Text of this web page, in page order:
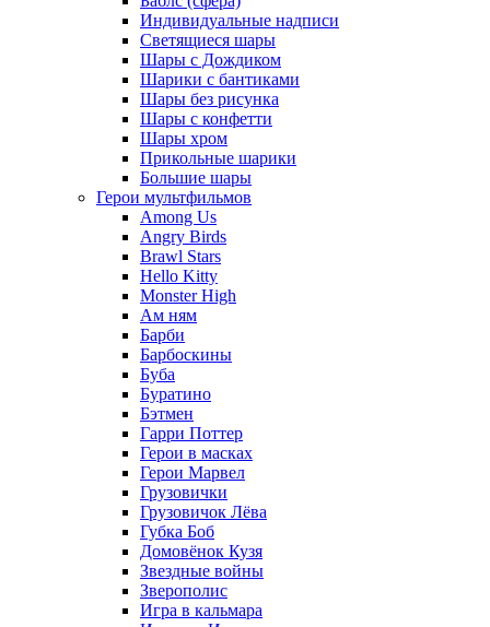
Индивидуальные надписи
Светящиеся шары
Шары с Дождиком
Шарики с бантиками
Шары без рисунка
Шары с конфетти
Шары хром
Прикольные шарики
Большие шары
Герои мультфильмов
Among Us
Angry Birds
Brawl Stars
Hello Kitty
Monster High
Ам ням
Барби
Барбоскины
Буба
Буратино
Бэтмен
Гарри Поттер
Герои в масках
Герои Марвел
Грузовички
Грузовичок Лёва
Губка Боб
Домовёнок Кузя
Звездные войны
Зверополис
Игра в кальмара